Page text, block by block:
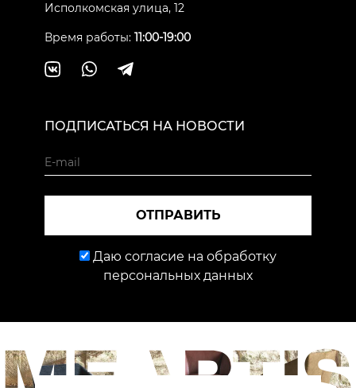
Исполкомская улица, 12
Время работы: 11:00-19:00
ПОДПИСАТЬСЯ НА НОВОСТИ
ОТПРАВИТЬ
Даю согласие на обработку
персональных данных